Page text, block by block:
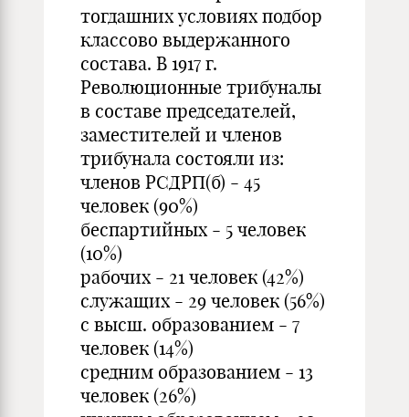
тогдашних условиях подбор
классово выдержанного
состава. В 1917 г.
Революционные трибуналы
в составе председателей,
заместителей и членов
трибунала состояли из:
членов РСДРП(б) - 45
человек (90%)
беспартийных - 5 человек
(10%)
рабочих - 21 человек (42%)
служащих - 29 человек (56%)
с высш. образованием - 7
человек (14%)
средним образованием - 13
человек (26%)